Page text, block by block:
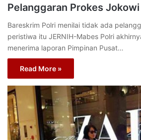
Pelanggaran Prokes Jokowi
Bareskrim Polri menilai tidak ada
peristiwa itu JERNIH-Mabes Polri
menerima laporan Pimpinan Pusat…
Read More »